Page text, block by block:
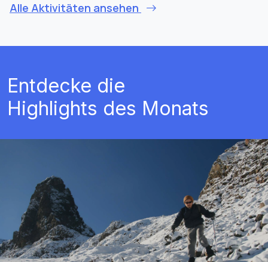
Alle Aktivitäten ansehen
Entdecke die
Highlights des Monats